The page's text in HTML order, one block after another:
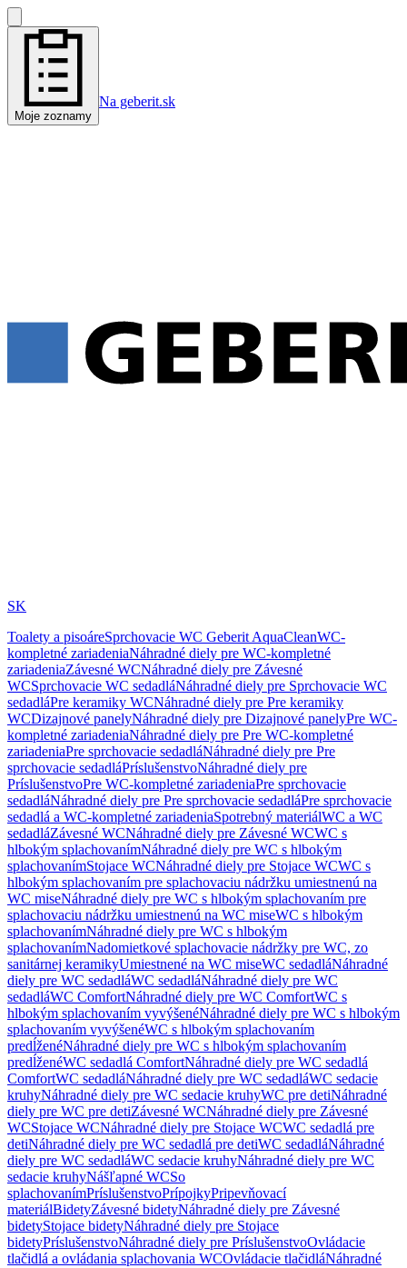
Moje zoznamy
Na geberit.sk
SK
Toalety a pisoáreSprchovacie WC Geberit AquaCleanWC-
kompletné zariadeniaNáhradné diely pre WC-kompletné
zariadeniaZávesné WCNáhradné diely pre Závesné
WCSprchovacie WC sedadláNáhradné diely pre Sprchovacie WC
sedadláPre keramiky WCNáhradné diely pre Pre keramiky
WCDizajnové panelyNáhradné diely pre Dizajnové panelyPre WC-
kompletné zariadeniaNáhradné diely pre Pre WC-kompletné
zariadeniaPre sprchovacie sedadláNáhradné diely pre Pre
sprchovacie sedadláPríslušenstvoNáhradné diely pre
PríslušenstvoPre WC-kompletné zariadeniaPre sprchovacie
sedadláNáhradné diely pre Pre sprchovacie sedadláPre sprchovacie
sedadlá a WC-kompletné zariadeniaSpotrebný materiálWC a WC
sedadláZávesné WCNáhradné diely pre Závesné WCWC s
hlbokým splachovanímNáhradné diely pre WC s hlbokým
splachovanímStojace WCNáhradné diely pre Stojace WCWC s
hlbokým splachovaním pre splachovaciu nádržku umiestnenú na
WC miseNáhradné diely pre WC s hlbokým splachovaním pre
splachovaciu nádržku umiestnenú na WC miseWC s hlbokým
splachovanímNáhradné diely pre WC s hlbokým
splachovanímNadomietkové splachovacie nádržky pre WC, zo
sanitárnej keramikyUmiestnené na WC miseWC sedadláNáhradné
diely pre WC sedadláWC sedadláNáhradné diely pre WC
sedadláWC ComfortNáhradné diely pre WC ComfortWC s
hlbokým splachovaním vyvýšenéNáhradné diely pre WC s hlbokým
splachovaním vyvýšenéWC s hlbokým splachovaním
predĺženéNáhradné diely pre WC s hlbokým splachovaním
predĺženéWC sedadlá ComfortNáhradné diely pre WC sedadlá
ComfortWC sedadláNáhradné diely pre WC sedadláWC sedacie
kruhyNáhradné diely pre WC sedacie kruhyWC pre detiNáhradné
diely pre WC pre detiZávesné WCNáhradné diely pre Závesné
WCStojace WCNáhradné diely pre Stojace WCWC sedadlá pre
detiNáhradné diely pre WC sedadlá pre detiWC sedadláNáhradné
diely pre WC sedadláWC sedacie kruhyNáhradné diely pre WC
sedacie kruhyNášľapné WCSo
splachovanímPríslušenstvoPrípojkyPripevňovací
materiálBidetyZávesné bidetyNáhradné diely pre Závesné
bidetyStojace bidetyNáhradné diely pre Stojace
bidetyPríslušenstvoNáhradné diely pre PríslušenstvoOvládacie
tlačidlá a ovládania splachovania WCOvládacie tlačidláNáhradné